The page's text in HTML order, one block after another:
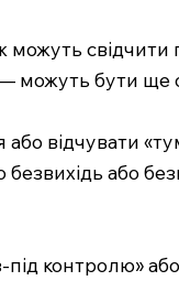
можуть
— можуть бути
відчувати
або
контролю»